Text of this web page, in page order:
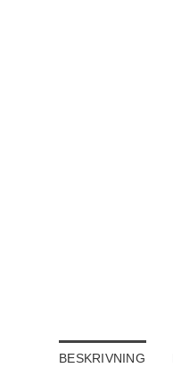
BESKRIVNING